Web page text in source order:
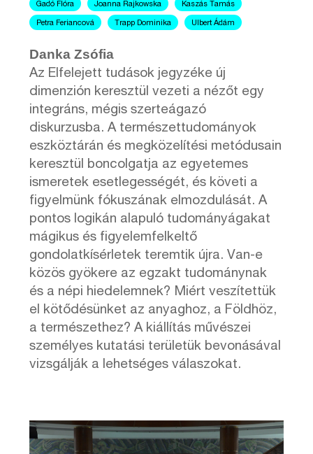
Gadó Flóra Joanna Rajkowska Kaszás Tamás
Petra Feriancová Trapp Dominika Ulbert Ádám
Danka Zsófia
Az Elfelejett tudások jegyzéke új
dimenzión keresztül vezeti a nézőt egy
integráns, mégis szerteágazó
diskurzusba. A természettudományok
eszköztárán és megközelítési metódusain
keresztül boncolgatja az egyetemes
ismeretek esetlegességét, és követi a
figyelmünk fókuszának elmozdulását. A
pontos logikán alapuló tudományágakat
mágikus és figyelemfelkeltő
gondolatkísérletek teremtik újra. Van-e
közös gyökere az egzakt tudománynak
és a népi hiedelemnek? Miért veszítettük
el kötődésünket az anyaghoz, a Földhöz,
a természethez? A kiállítás művészei
személyes kutatási területük bevonásával
vizsgálják a lehetséges válaszokat.